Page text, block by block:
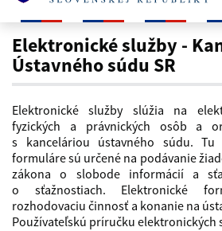
Elektronické služby
Elektronické služby -
Ústavného súdu SR
Elektronické služby slúžia na
fyzických a právnických osôb a
s kanceláriou ústavného súdu. Tu
formuláre sú určené na podávanie
zákona o slobode informácií a
o sťažnostiach. Elektronické
rozhodovaciu činnosť a konanie na
Používateľskú príručku elektronických